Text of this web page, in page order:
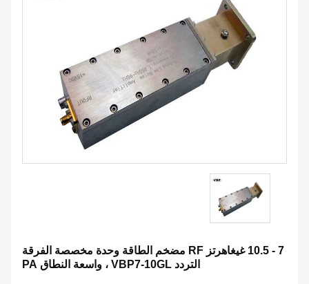
7 - 10.5 غيغاهرتز RF مضخم الطاقة وحدة مخصصة الفرقة
التردد VBP7-10GL ، واسعة النطاق PA